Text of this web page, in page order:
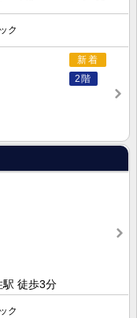
ク
新着
2階
駅 徒歩3分
ク